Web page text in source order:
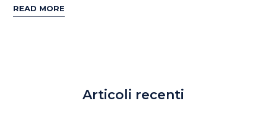
READ MORE
Articoli recenti